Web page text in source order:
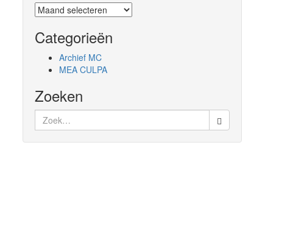
Archief
Categorieën
Archief MC
MEA CULPA
Zoeken
Zoek
naar: